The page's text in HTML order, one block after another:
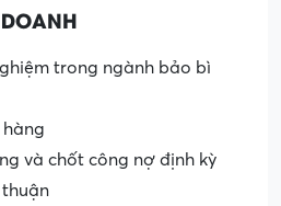
trong ngành bảo bì
hàng
và chốt công nợ định kỳ